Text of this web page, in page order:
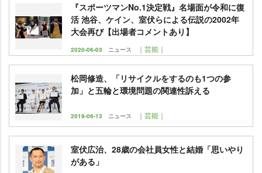
『スポーツマンNo.1決定戦』名場面が令和に復
活 池谷、ケイン、室伏らによる伝説の2002年
大会再び【出場者コメントあり】
2020-06-03 ニュース ｜芸能｜
松岡修造、「リサイクルをするのも1つの参
加」と五輪と環境問題の関連性訴える
2019-06-13 ニュース ｜芸能｜
室伏広治、28歳の会社員女性と結婚「思いやり
がある」